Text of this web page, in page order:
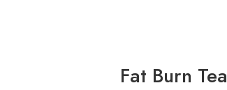
Fat Burn Tea